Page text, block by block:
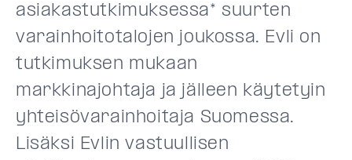
asiakastutkimuksessa* suurten
varainhoitotalojen joukossa. Evli on
tutkimuksen mukaan
markkinajohtaja ja jälleen käytetyin
yhteisövarainhoitaja Suomessa.
Lisäksi Evlin vastuullisen